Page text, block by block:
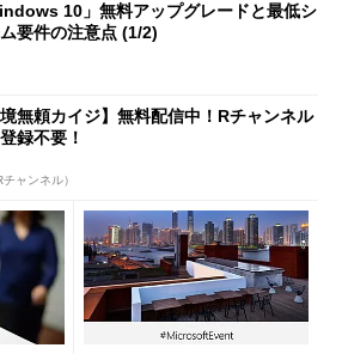
10」無料アップグレードと最低シ
要件の注意点 (1/2)
境無頼カイジ】無料配信中！Rチャンネル
録不要！
ャンネル）